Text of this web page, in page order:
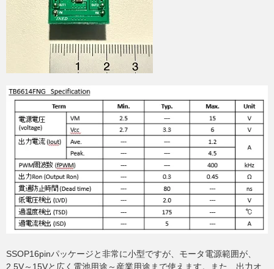
SSOP16pinパッケージと非常に小型ですが、モータ電源範囲が、
2.5V～15Vと広く電池用途～産業用途まで使えます。また、出力オ